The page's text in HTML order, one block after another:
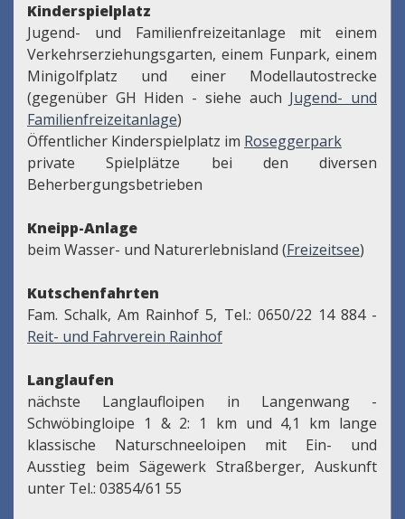
Kinderspielplatz
Jugend- und Familienfreizeitanlage mit einem
Verkehrserziehungsgarten, einem Funpark, einem
Minigolfplatz und einer Modellautostrecke
(gegenüber GH Hiden - siehe auch Jugend- und
Familienfreizeitanlage)
Öffentlicher Kinderspielplatz im Roseggerpark
private Spielplätze bei den diversen
Beherbergungsbetrieben
Kneipp-Anlage
beim Wasser- und Naturerlebnisland (Freizeitsee)
Kutschenfahrten
Fam. Schalk, Am Rainhof 5, Tel.: 0650/22 14 884 -
Reit- und Fahrverein Rainhof
Langlaufen
nächste Langlaufloipen in Langenwang -
Schwöbingloipe 1 & 2: 1 km und 4,1 km lange
klassische Naturschneeloipen mit Ein- und
Ausstieg beim Sägewerk Straßberger, Auskunft
unter Tel.: 03854/61 55